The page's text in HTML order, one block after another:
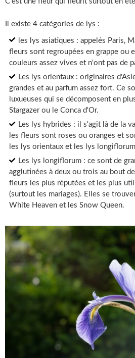
Il existe 4 catégories de lys :
les lys asiatiques : appelés Paris,
fleurs sont regroupées en grappe ou
couleurs assez vives et n'ont pas de
Les lys orientaux : originaires
grandes et au parfum assez fort. Ce
luxueuses qui se décomposent en
Stargazer ou le Conca d'Or.
Les lys hybrides : il s'agit là de la
les fleurs sont roses ou oranges et
les lys orientaux et les lys
Les lys longiflorum : ce sont de
agglutinées à deux ou trois au bout
fleurs les plus réputées et les plus
(surtout les mariages). Elles se
White Heaven et les Snow Queen.